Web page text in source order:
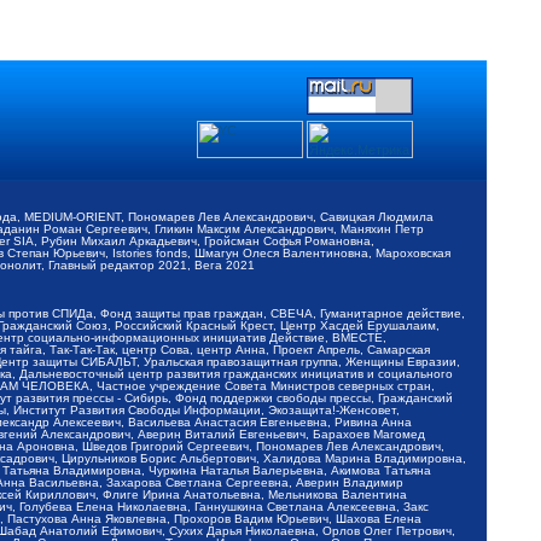
MEDIUM-ORIENT, Пономарев Лев Александрович, Савицкая Людмила
Роман Сергеевич, Гликин Максим Александрович, Маняхин Петр
Рубин Михаил Аркадьевич, Гройсман Софья Романовна,
Юрьевич, Istories fonds, Шмагун Олеся Валентиновна, Мароховская
Главный редактор 2021, Вега 2021
СПИДа, Фонд защиты прав граждан, СВЕЧА, Гуманитарное действие,
Союз, Российский Красный Крест, Центр Хасдей Ерушалаим,
социально-информационных инициатив Действие, ВМЕСТЕ,
Так-Так-Так, центр Сова, центр Анна, Проект Апрель, Самарская
защиты СИБАЛЬТ, Уральская правозащитная группа, Женщины Евразии,
Дальневосточный центр развития гражданских инициатив и социального
ЧЕЛОВЕКА, Частное учреждение Совета Министров северных стран,
прессы - Сибирь, Фонд поддержки свободы прессы, Гражданский
Институт Развития Свободы Информации, Экозащита!-Женсовет,
Алексеевич, Васильева Анастасия Евгеньевна, Ривина Анна
Александрович, Аверин Виталий Евгеньевич, Барахоев Магомед
Шведов Григорий Сергеевич, Пономарев Лев Александрович,
Цирульников Борис Альбертович, Халидова Марина Владимировна,
Владимировна, Чуркина Наталья Валерьевна, Акимова Татьяна
Васильевна, Захарова Светлана Сергеевна, Аверин Владимир
Кириллович, Флиге Ирина Анатольевна, Мельникова Валентина
Елена Николаевна, Ганнушкина Светлана Алексеевна, Закс
Анна Яковлевна, Прохоров Вадим Юрьевич, Шахова Елена
Анатолий Ефимович, Сухих Дарья Николаевна, Орлов Олег Петрович,